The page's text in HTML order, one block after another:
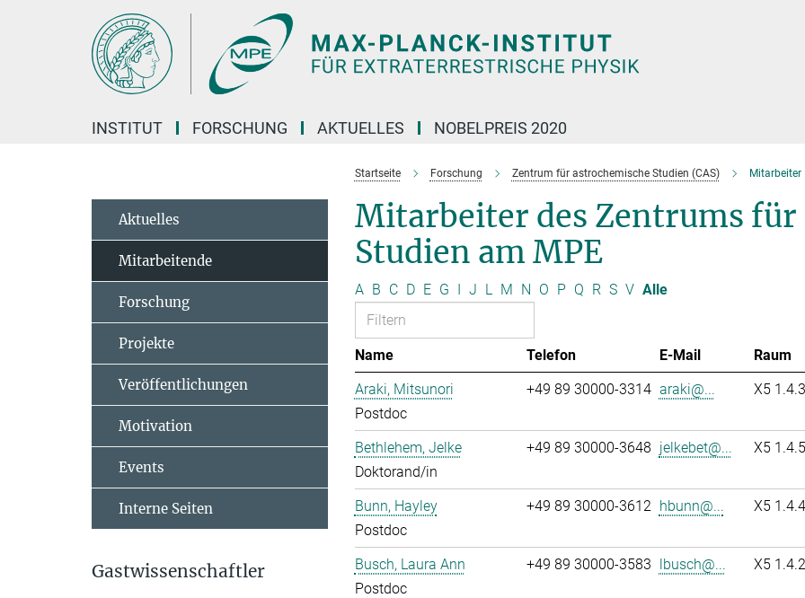
INSTITUT FORSCHUNG AKTUELLES NOBELPREIS 2020
Startseite Forschung Zentrum für astrochemische Studien (CAS) Mitarbeiter
Mitarbeiter des Zentrums für
Studien am MPE
A B C D E G I J L M N O P Q R S V Alle
Name Telefon E-Mail
Raum
Araki, Mitsunori
Postdoc
+49 89 30000-3314 araki@... X5
Bethlehem, Jelke
Doktorand/in
+49 89 30000-3648 jelkebet@... X5
Bunn, Hayley
Postdoc
+49 89 30000-3612 hbunn@... X5
Busch, Laura Ann
Postdoc
+49 89 30000-3583 lbusch@... X5
Aktuelles
Mitarbeitende
Forschung
Projekte
Veröffentlichungen
Motivation
Events
Interne Seiten
Gastwissenschaftler